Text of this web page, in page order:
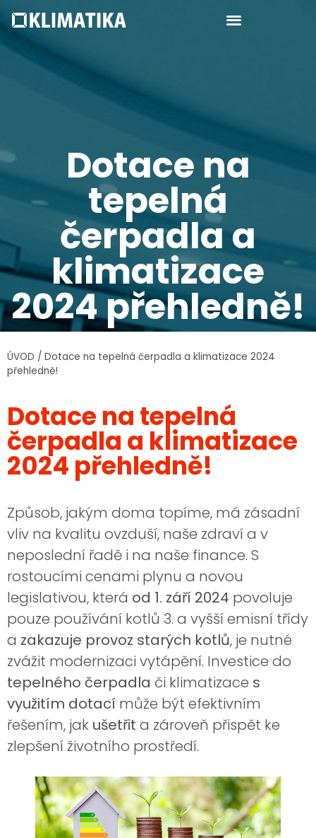
Dotace na
tepelná
čerpadla a
klimatizace
2024 přehledně!
ÚVOD / Dotace na tepelná čerpadla a klimatizace 2024
přehledně!
Dotace na tepelná
čerpadla a klimatizace
2024 přehledně!
Způsob, jakým doma topíme, má zásadní
vliv na kvalitu ovzduší, naše zdraví a v
neposlední řadě i na naše finance. S
rostoucími cenami plynu a novou
legislativou, která od 1. září 2024 povoluje
pouze používání kotlů 3. a vyšší emisní třídy
a zakazuje provoz starých kotlů, je nutné
zvážit modernizaci vytápění. Investice do
tepelného čerpadla či klimatizace s
využitím dotací může být efektivním
řešením, jak ušetřit a zároveň přispět ke
zlepšení životního prostředí.